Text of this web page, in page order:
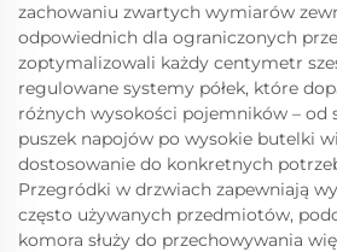
zachowaniu zwartych wymiarów
odpowiednich dla ograniczonych
zoptymalizowali każdy centymetr
regulowane systemy półek, które
różnych wysokości pojemników – od
puszek napojów po wysokie butelki
dostosowanie do konkretnych
Przegródki w drzwiach zapewniają
często używanych przedmiotów,
komora służy do przechowywania